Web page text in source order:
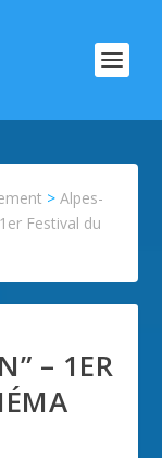
>Alpes-
Festival du
– 1ER